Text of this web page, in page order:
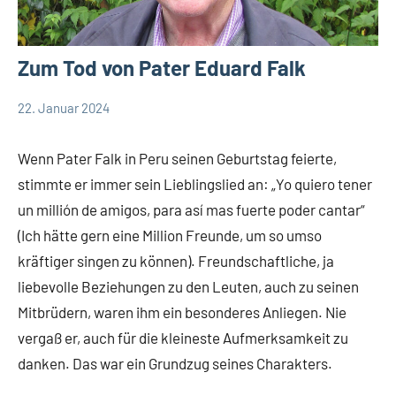
Zum Tod von Pater Eduard Falk
22. Januar 2024
Wenn Pater Falk in Peru seinen Geburtstag feierte,
stimmte er immer sein Lieblingslied an: „Yo quiero tener
un millión de amigos, para así mas fuerte poder cantar“
(Ich hätte gern eine Million Freunde, um so umso
kräftiger singen zu können). Freundschaftliche, ja
liebevolle Beziehungen zu den Leuten, auch zu seinen
Mitbrüdern, waren ihm ein besonderes Anliegen. Nie
vergaß er, auch für die kleineste Aufmerksamkeit zu
danken. Das war ein Grundzug seines Charakters.